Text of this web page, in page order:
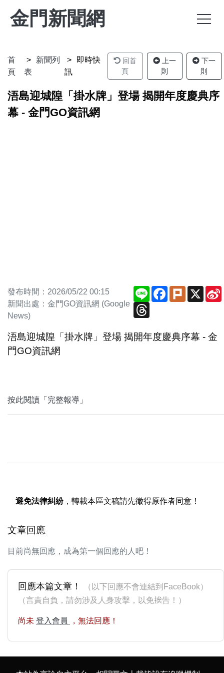
金門新聞網
首
頁
新聞列
表
即時快
訊
回首
頁
上一
則
下一
則
浯島迎城隍「掛水牌」登場 揭開年度慶典序
幕 - 金門GO資訊網
發布時間：2026/05/22 00:15
新聞出處：金門GO資訊網 (Google
News)
Line Facebook
PlurkX
Threads
浯島迎城隍「掛水牌」登場 揭開年度慶典序幕 - 金
門GO資訊網
按此閱讀「完整報導」
避免法律糾紛，轉載本區文稿請先徵得原作者同意！
文章回應
目前尚無回應，成為第一個回應的人吧！
回應本篇文章！
（以下回應不會連結到FaceBook）
（言責自負，請勿涉及人身攻擊，以免挨告！）
尚未 登入會員 ，無法回應！